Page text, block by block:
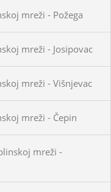
mreži - Požega
mreži - Josipovac
mreži - Višnjevac
mreži - Čepin
mreži -